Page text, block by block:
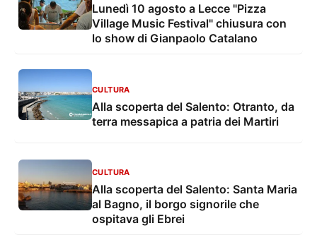
Lunedì 10 agosto a Lecce "Pizza
Village Music Festival" chiusura con
lo show di Gianpaolo Catalano
CULTURA
Alla scoperta del Salento: Otranto, da
terra messapica a patria dei Martiri
CULTURA
Alla scoperta del Salento: Santa Maria
al Bagno, il borgo signorile che
ospitava gli Ebrei